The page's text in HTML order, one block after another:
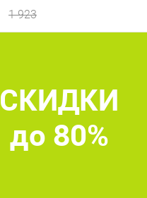
1 923
В наличии
СКИДКИ
до 80%